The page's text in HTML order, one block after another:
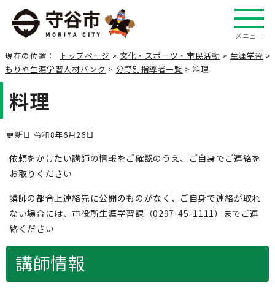
メニュー
現在の位置： トップページ > 文化・スポーツ・市民活動 > 生涯学習 >
もりや生涯学習人材バンク > 分野別指導者一覧 > 料理
料理
更新日 令和8年6月26日
依頼をかけたい講師の情報をご確認のうえ、ご自身でご連絡を
お取りください
講師の都合上連絡先に公開のものがなく、ご自身で連絡が取れ
ない場合には、市役所生涯学習課（0297-45-1111）までご連
絡ください
講師情報